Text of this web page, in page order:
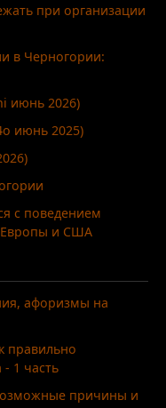
при организации
в Черногории:
июнь 2026)
июнь 2025)
с поведением
Европы и США
афоризмы на
правильно
- 1 часть
причины и